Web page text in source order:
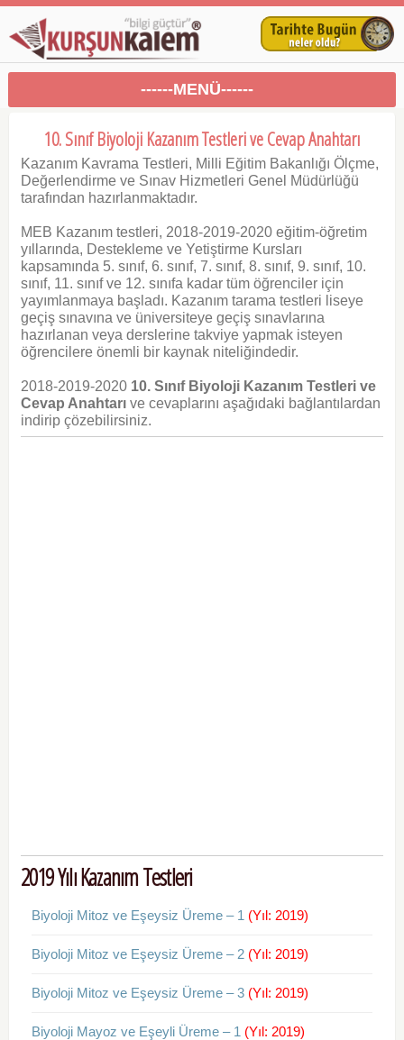
------MENÜ------
10. Sınıf Biyoloji Kazanım Testleri ve Cevap Anahtarı
Kazanım Kavrama Testleri, Milli Eğitim Bakanlığı Ölçme,
Değerlendirme ve Sınav Hizmetleri Genel Müdürlüğü
tarafından hazırlanmaktadır.
MEB Kazanım testleri, 2018-2019-2020 eğitim-öğretim
yıllarında, Destekleme ve Yetiştirme Kursları
kapsamında 5. sınıf, 6. sınıf, 7. sınıf, 8. sınıf, 9. sınıf, 10.
sınıf, 11. sınıf ve 12. sınıfa kadar tüm öğrenciler için
yayımlanmaya başladı. Kazanım tarama testleri liseye
geçiş sınavına ve üniversiteye geçiş sınavlarına
hazırlanan veya derslerine takviye yapmak isteyen
öğrencilere önemli bir kaynak niteliğindedir.
2018-2019-2020 10. Sınıf Biyoloji Kazanım Testleri ve
Cevap Anahtarıve cevaplarını aşağıdaki bağlantılardan
indirip çözebilirsiniz.
2019 Yılı Kazanım Testleri
Biyoloji Mitoz ve Eşeysiz Üreme – 1 (Yıl: 2019)
Biyoloji Mitoz ve Eşeysiz Üreme – 2 (Yıl: 2019)
Biyoloji Mitoz ve Eşeysiz Üreme – 3 (Yıl: 2019)
Biyoloji Mayoz ve Eşeyli Üreme – 1 (Yıl: 2019)